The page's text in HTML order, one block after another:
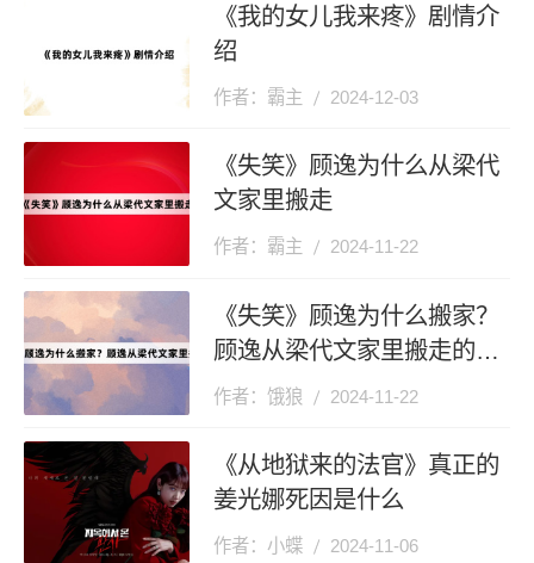
《我的女儿我来疼》剧情介
绍
作者：霸主 2024-12-03
《失笑》顾逸为什么从梁代
文家里搬走
作者：霸主 2024-11-22
《失笑》顾逸为什么搬家？
顾逸从梁代文家里搬走的原
因？
作者：饿狼 2024-11-22
《从地狱来的法官》真正的
姜光娜死因是什么
作者：小蝶 2024-11-06